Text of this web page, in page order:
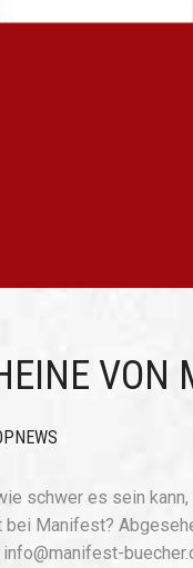
VON
schwer es sein
Manifest?